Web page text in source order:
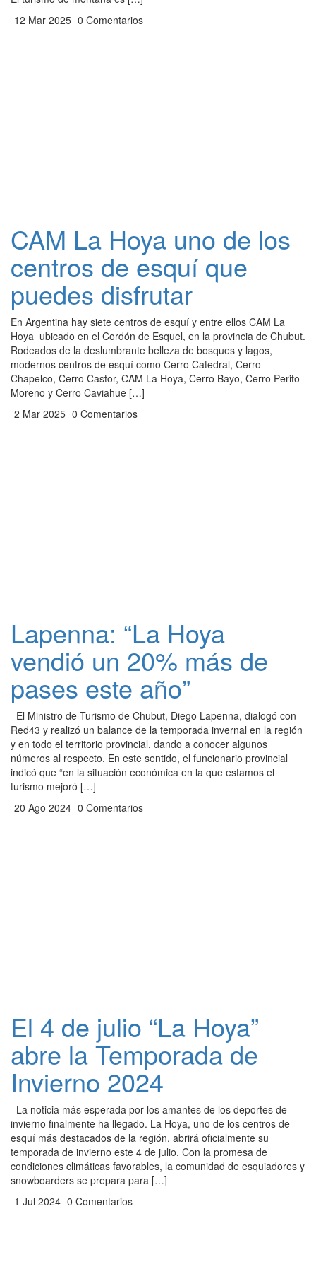
12 Mar 2025 0 Comentarios
CAM La Hoya uno de los
centros de esquí que
puedes disfrutar
En Argentina hay siete centros de esquí y entre ellos CAM La
Hoya ubicado en el Cordón de Esquel, en la provincia de Chubut.
Rodeados de la deslumbrante belleza de bosques y lagos,
modernos centros de esquí como Cerro Catedral, Cerro
Chapelco, Cerro Castor, CAM La Hoya, Cerro Bayo, Cerro Perito
Moreno y Cerro Caviahue […]
2 Mar 2025 0 Comentarios
Lapenna: “La Hoya
vendió un 20% más de
pases este año”
El Ministro de Turismo de Chubut, Diego Lapenna, dialogó con
Red43 y realizó un balance de la temporada invernal en la región
y en todo el territorio provincial, dando a conocer algunos
números al respecto. En este sentido, el funcionario provincial
indicó que “en la situación económica en la que estamos el
turismo mejoró […]
20 Ago 2024 0 Comentarios
El 4 de julio “La Hoya”
abre la Temporada de
Invierno 2024
La noticia más esperada por los amantes de los deportes de
invierno finalmente ha llegado. La Hoya, uno de los centros de
esquí más destacados de la región, abrirá oficialmente su
temporada de invierno este 4 de julio. Con la promesa de
condiciones climáticas favorables, la comunidad de esquiadores y
snowboarders se prepara para […]
1 Jul 2024 0 Comentarios